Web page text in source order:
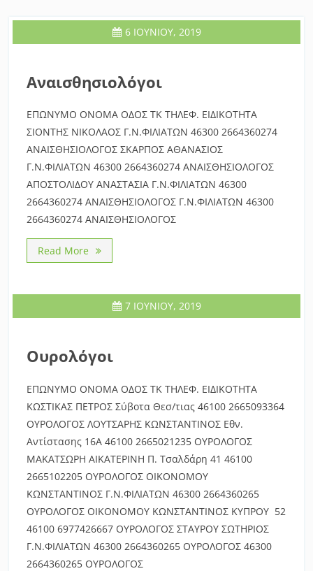
6 ΙΟΥΝΊΟΥ, 2019
Αναισθησιολόγοι
ΕΠΩΝΥΜΟ ΟΝΟΜΑ ΟΔΟΣ ΤΚ ΤΗΛΕΦ. ΕΙΔΙΚΟΤΗΤΑ
ΣΙΟΝΤΗΣ ΝΙΚΟΛΑΟΣ Γ.Ν.ΦΙΛΙΑΤΩΝ 46300 2664360274
ΑΝΑΙΣΘΗΣΙΟΛΟΓΟΣ ΣΚΑΡΠΟΣ ΑΘΑΝΑΣΙΟΣ
Γ.Ν.ΦΙΛΙΑΤΩΝ 46300 2664360274 ΑΝΑΙΣΘΗΣΙΟΛΟΓΟΣ
ΑΠΟΣΤΟΛΙΔΟΥ ΑΝΑΣΤΑΣΙΑ Γ.Ν.ΦΙΛΙΑΤΩΝ 46300
2664360274 ΑΝΑΙΣΘΗΣΙΟΛΟΓΟΣ Γ.Ν.ΦΙΛΙΑΤΩΝ 46300
2664360274 ΑΝΑΙΣΘΗΣΙΟΛΟΓΟΣ
Read More
7 ΙΟΥΝΊΟΥ, 2019
Ουρολόγοι
ΕΠΩΝΥΜΟ ΟΝΟΜΑ ΟΔΟΣ ΤΚ ΤΗΛΕΦ. ΕΙΔΙΚΟΤΗΤΑ
ΚΩΣΤΙΚΑΣ ΠΕΤΡΟΣ Σύβοτα Θεσ/τιας 46100 2665093364
ΟΥΡΟΛΟΓΟΣ ΛΟΥΤΣΑΡΗΣ ΚΩΝΣΤΑΝΤΙΝΟΣ Εθν.
Αντίστασης 16Α 46100 2665021235 ΟΥΡΟΛΟΓΟΣ
ΜΑΚΑΤΣΩΡΗ ΑΙΚΑΤΕΡΙΝΗ Π. Τσαλδάρη 41 46100
2665102205 ΟΥΡΟΛΟΓΟΣ ΟΙΚΟΝΟΜΟΥ
ΚΩΝΣΤΑΝΤΙΝΟΣ Γ.Ν.ΦΙΛΙΑΤΩΝ 46300 2664360265
ΟΥΡΟΛΟΓΟΣ ΟΙΚΟΝΟΜΟΥ ΚΩΝΣΤΑΝΤΙΝΟΣ ΚΥΠΡΟΥ 52
46100 6977426667 ΟΥΡΟΛΟΓΟΣ ΣΤΑΥΡΟΥ ΣΩΤΗΡΙΟΣ
Γ.Ν.ΦΙΛΙΑΤΩΝ 46300 2664360265 ΟΥΡΟΛΟΓΟΣ 46300
2664360265 ΟΥΡΟΛΟΓΟΣ